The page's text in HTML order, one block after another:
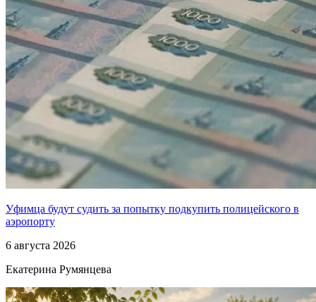
Уфимца будут судить за попытку подкупить полицейского в
аэропорту
6 августа 2026
Екатерина Румянцева